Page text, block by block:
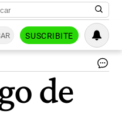
SUSCRIBITE
de